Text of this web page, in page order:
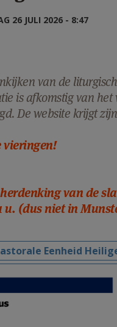
26 JULI 2026 - 8:47
van de
is afkomstig van
De website krijgt
vieringen!
van de
u. (dus niet in
Eenheid